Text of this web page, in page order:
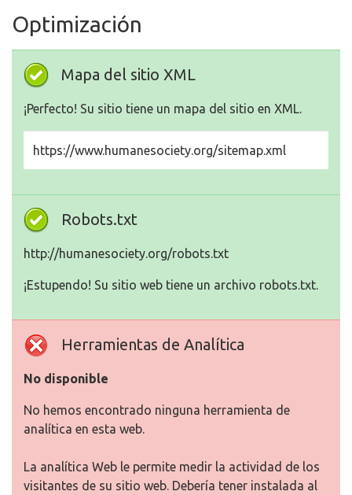
Optimización
Mapa del sitio XML
¡Perfecto! Su sitio tiene un mapa del sitio en XML.
https://www.humanesociety.org/sitemap.xml
Robots.txt
http://humanesociety.org/robots.txt
¡Estupendo! Su sitio web tiene un archivo robots.txt.
Herramientas de Analítica
No disponible
No hemos encontrado ninguna herramienta de
analítica en esta web.
La analítica Web le permite medir la actividad de los
visitantes de su sitio web. Debería tener instalada al